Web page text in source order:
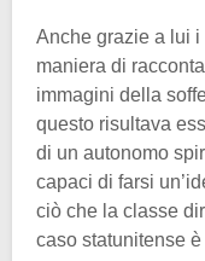
Anche grazie a lui
maniera di
immagini della
questo risultava
di un autonomo
capaci di farsi
ciò che la classe
caso statunitense